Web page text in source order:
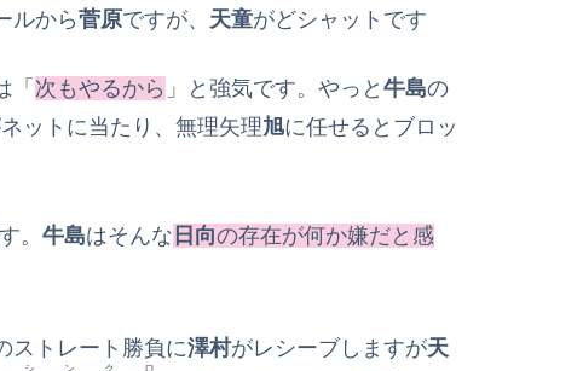
ルから菅原ですが、 天童がどシャットです
「 次もやるから 」と強気です。やっと 牛島の
ットに当たり、無理矢理旭に任せるとブロッ
。 牛島はそんな 日向の存在が何か嫌だと感
ストレート勝負に澤村がレシーブしますが天
シンクロ